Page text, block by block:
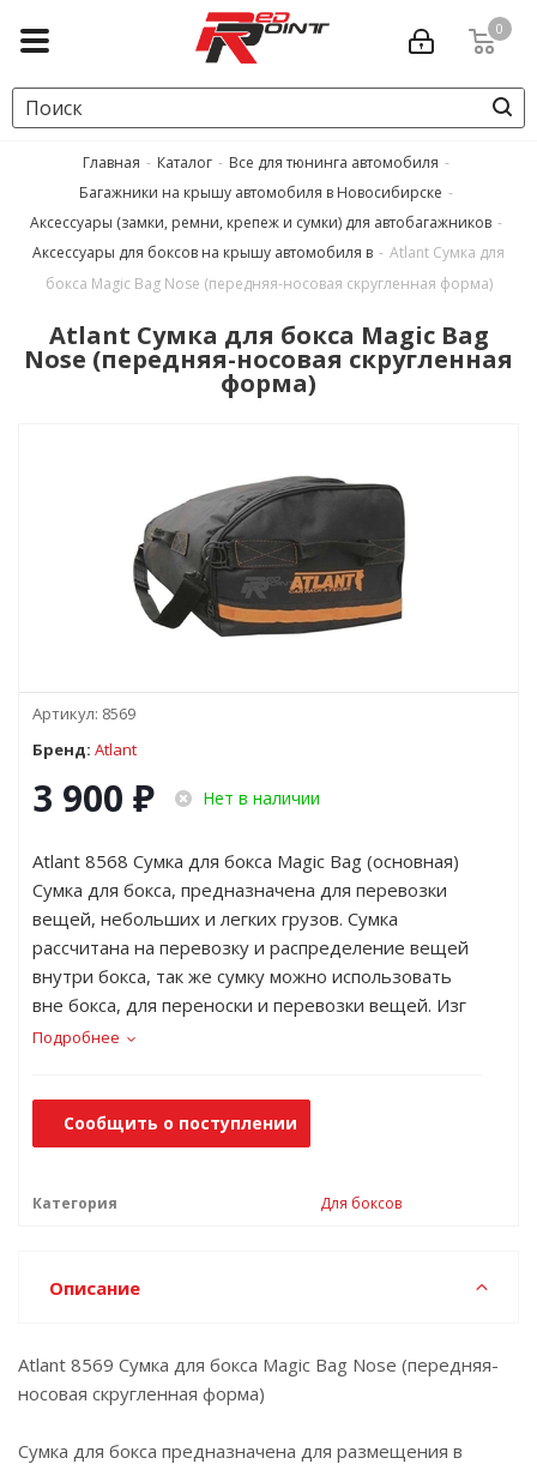
0
Главная - Каталог - Все для тюнинга автомобиля -
Багажники на крышу автомобиля в Новосибирске -
Аксессуары (замки, ремни, крепеж и сумки) для автобагажников -
Аксессуары для боксов на крышу автомобиля в - Atlant Сумка для
бокса Magic Bag Nose (передняя-носовая скругленная форма)
Atlant Сумка для бокса Magic Bag
Nose (передняя-носовая скругленная
форма)
Артикул: 8569
Бренд: Atlant
3 900 ₽ Нет в наличии
Atlant 8568 Сумка для бокса Magic Bag (основная)
Сумка для бокса, предназначена для перевозки
вещей, небольших и легких грузов. Сумка
рассчитана на перевозку и распределение вещей
внутри бокса, так же сумку можно использовать
вне бокса, для переноски и перевозки вещей. Изг
Подробнее
Сообщить о поступлении
Категория Для боксов
Описание
Atlant 8569 Сумка для бокса Magic Bag Nose (передняя-
носовая скругленная форма)
Сумка для бокса предназначена для размещения в